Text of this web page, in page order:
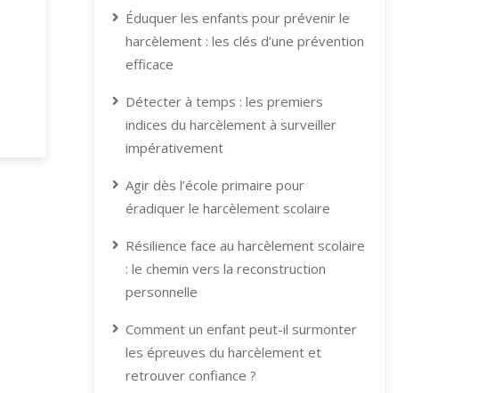
Éduquer les enfants pour prévenir le
harcèlement : les clés d’une prévention
efficace
Détecter à temps : les premiers
indices du harcèlement à surveiller
impérativement
Agir dès l’école primaire pour
éradiquer le harcèlement scolaire
Résilience face au harcèlement scolaire
: le chemin vers la reconstruction
personnelle
Comment un enfant peut-il surmonter
les épreuves du harcèlement et
retrouver confiance ?